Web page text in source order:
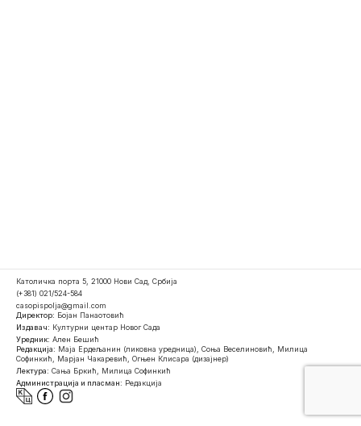
Католичка порта 5, 21000 Нови Сад, Србија
(+381) 021/524-584
casopispolja@gmail.com
Директор: Бојан Панаотовић
Издавач: Културни центар Новог Сада
Уредник: Ален Бешић
Редакција: Маја Ердељанин (ликовна уредница), Соња Веселиновић, Милица
Софинкић, Марјан Чакаревић, Огњен Клисара (дизајнер)
Лектура: Сања Бркић, Милица Софинкић
Администрација и пласман: Редакција